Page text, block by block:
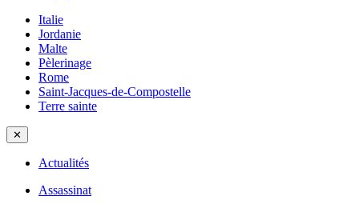
Italie
Jordanie
Malte
Pèlerinage
Rome
Saint-Jacques-de-Compostelle
Terre sainte
✕
Actualités
Assassinat